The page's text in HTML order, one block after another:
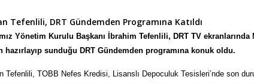
Tefenlili, DRT Gündemden Programına Katıldı
Yönetim Kurulu Başkanı İbrahim Tefenlili, DRT TV ekranlarında
hazırlayıp sunduğu DRT Gündemden programına konuk oldu.
Tefenlili, TOBB Nefes Kredisi, Lisanslı Depoculuk Tesisleri’nde son